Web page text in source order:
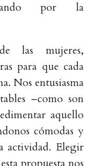
por la
las mujeres,
para que cada
Nos entusiasma
–como son
aquello
cómodas y
actividad. Elegir